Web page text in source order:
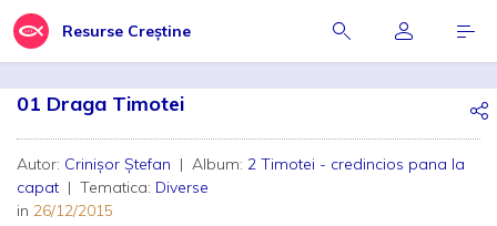
Resurse Creștine
01 Draga Timotei
Autor: Crinișor Ștefan | Album: 2 Timotei - credincios pana la
capat | Tematica: Diverse
in 26/12/2015